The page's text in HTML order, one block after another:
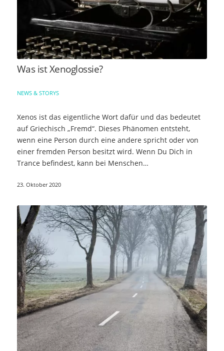
Was ist Xenoglossie?
NEWS & STORYS
Xenos ist das eigentliche Wort dafür und das bedeutet
auf Griechisch „Fremd“. Dieses Phänomen entsteht,
wenn eine Person durch eine andere spricht oder von
einer fremden Person besitzt wird. Wenn Du Dich in
Trance befindest, kann bei Menschen…
23. Oktober 2020